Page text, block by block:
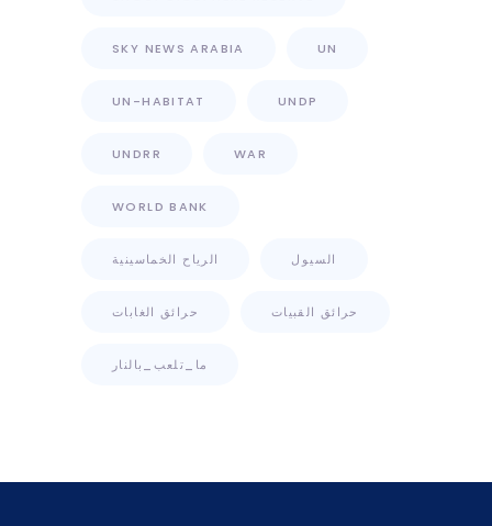
SKY NEWS ARABIA UN
UN-HABITAT UNDP
UNDRR WAR
WORLD BANK
الرياح الخماسينية السيول
حرائق الغابات حرائق القبيات
ما_تلعب_بالنار